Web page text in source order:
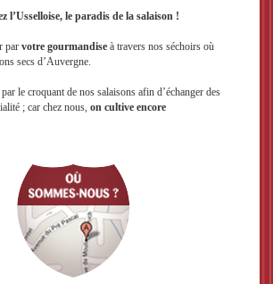
l’Usselloise, le paradis de la salaison !
par votre gourmandise à travers nos séchoirs où
secs d’Auvergne.
le croquant de nos salaisons afin d’échanger des
; car chez nous, on cultive encore